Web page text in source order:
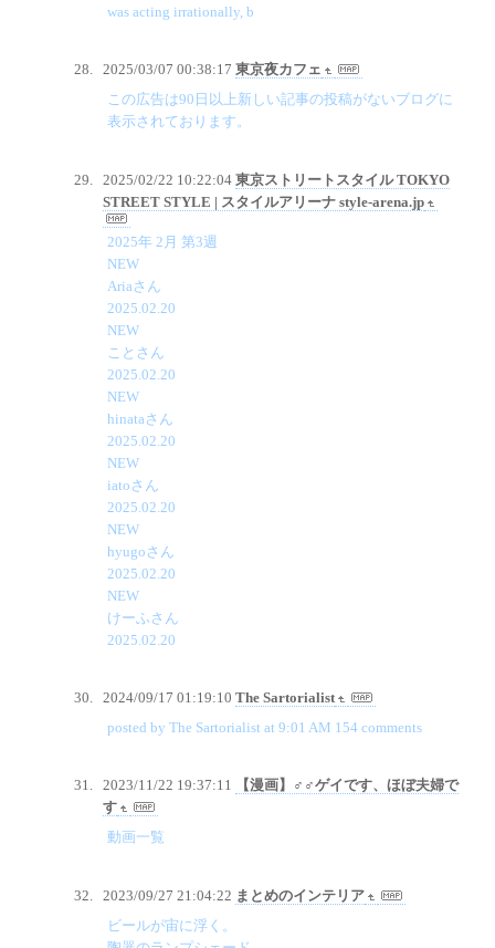
was acting irrationally, b
2025/03/07 00:38:17 東京夜カフェ
この広告は90日以上新しい記事の投稿がないブログに
表示されております。
2025/02/22 10:22:04 東京ストリートスタイル TOKYO
STREET STYLE | スタイルアリーナ style-arena.jp
2025年 2月 第3週
NEW
Ariaさん
2025.02.20
NEW
ことさん
2025.02.20
NEW
hinataさん
2025.02.20
NEW
iatoさん
2025.02.20
NEW
hyugoさん
2025.02.20
NEW
けーふさん
2025.02.20
2024/09/17 01:19:10 The Sartorialist
posted by The Sartorialist at 9:01 AM 154 comments
2023/11/22 19:37:11
【漫画】♂♂ゲイです、ほぼ夫婦で
す
動画一覧
2023/09/27 21:04:22 まとめのインテリア
ビールが宙に浮く。